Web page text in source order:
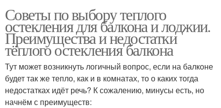
Советы по выбору теплого
остекления для балкона и лоджии.
Преимущества и недостатки
тёплого остекления балкона
Тут может возникнуть логичный вопрос, если на балконе
будет так же тепло, как и в комнатах, то о каких тогда
недостатках идёт речь? К сожалению, минусы есть, но
начнём с преимуществ: